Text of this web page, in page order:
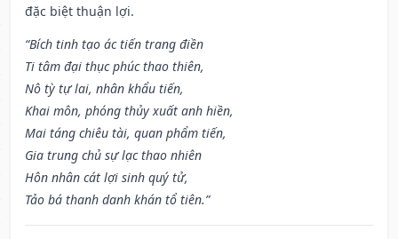
đặc biệt thuận lợi.
“Bích tinh tạo ác tiến trang điền
Ti tâm đại thục phúc thao thiên,
Nô tỳ tự lai, nhân khẩu tiến,
Khai môn, phóng thủy xuất anh hiền,
Mai táng chiêu tài, quan phẩm tiến,
Gia trung chủ sự lạc thao nhiên
Hôn nhân cát lợi sinh quý tử,
Tảo bá thanh danh khán tổ tiên.”